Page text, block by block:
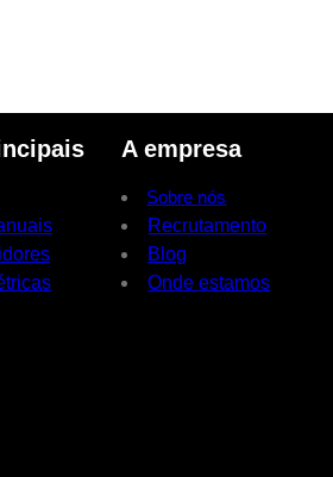
A empresa
Sobre nós
Recrutamento
Blog
Onde estamos